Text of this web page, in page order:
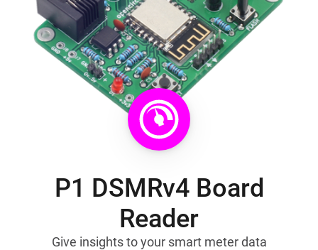
P1 DSMRv4 Board
Reader
Give insights to your smart meter data